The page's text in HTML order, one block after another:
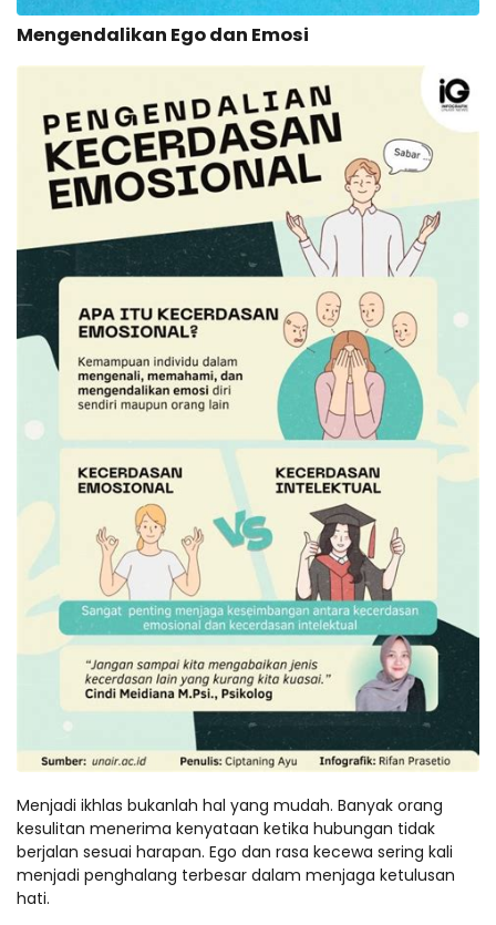
Mengendalikan Ego dan Emosi
Menjadi ikhlas bukanlah hal yang mudah. Banyak orang
kesulitan menerima kenyataan ketika hubungan tidak
berjalan sesuai harapan. Ego dan rasa kecewa sering kali
menjadi penghalang terbesar dalam menjaga ketulusan
hati.